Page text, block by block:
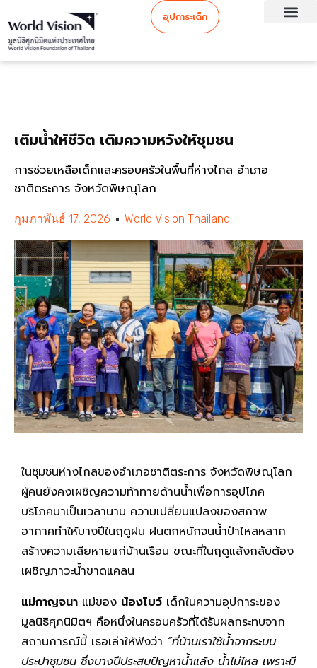
อุปการะเด็ก
เติมน้ำให้ชีวิต เติมความหวังให้ชุมชน
การช่วยเหลือเด็กและครอบครัวในพื้นที่ห่างไกล อำเภอ
ชาติตระการ จังหวัดพิษณุโลก
กุมภาพันธ์ 17, 2026 World Vision Thailand
ในชุมชนห่างไกลของอำเภอชาติตระการ จังหวัดพิษณุโลก
ผู้คนยังคงเผชิญความท้าทายด้านน้ำเพื่อการอุปโภค
บริโภคมาเป็นเวลานาน ความเปลี่ยนแปลงของสภาพ
อากาศทำให้บางปีในฤดูฝน ฝนตกหนักจนน้ำป่าไหลหลาก
สร้างความเสียหายแก่บ้านเรือน ขณะที่ในฤดูแล้งกลับต้อง
เผชิญภาวะน้ำขาดแคลน
แม่กาญจนา แม่ของ น้องโบว์ เด็กในความอุปการะของ
มูลนิธิศุภนิมิตฯ คือหนึ่งในครอบครัวที่ได้รับผลกระทบจาก
สถานการณ์นี้ เธอเล่าให้ฟังว่า “ที่บ้านเราใช้น้ำจากระบบ
ประปาชุมชน ซึ่งบางปีประสบปัญหาน้ำแล้ง น้ำไม่ไหล เพราะมี